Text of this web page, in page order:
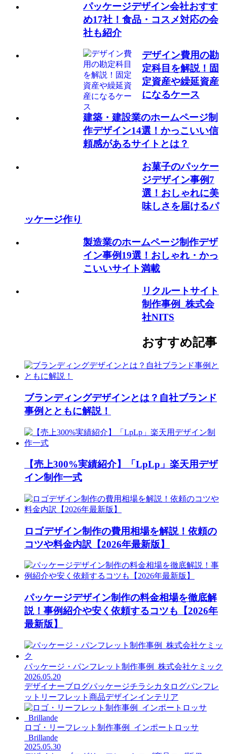
パッケージデザイン会社おすす
め17社！食品・コスメ対応の会
社も紹介
デザイン費用の勘
定科目を解説！固
定資産や繰延資産
になるケース
建築・建設業のホームページ制
作デザイン14選！かっこいい信
頼感があるサイトとは？
お菓子のパッケー
ジデザイン事例7
選！おしゃれに美
味しさを届けるパ
ッケージ作り
製造業のホームページ制作デザ
イン事例19選！おしゃれ・かっ
こいいサイト満載
リクルートサイト
制作事例_株式会
社NITS
おすすめ記事
ブランディングデザインとは？自社ブランド
事例とともに解説！
【売上300%実績紹介】「LpLp」楽天用デザ
イン制作一式
ロゴデザイン制作の費用相場を解説！依頼の
コツや料金内訳【2026年最新版】
パッケージデザイン制作の料金相場を徹底解
説！事例紹介や安く依頼するコツも【2026年
最新版】
パッケージ・パンフレット制作事例_株式会社ケミック
2026.05.20
デザイナーブログパッケージチラシカタログパンフレ
ット リーフレット 商品デザインインテリア
ロゴ・リーフレット制作事例_インポートロッサ
_Brillande
2025.05.30